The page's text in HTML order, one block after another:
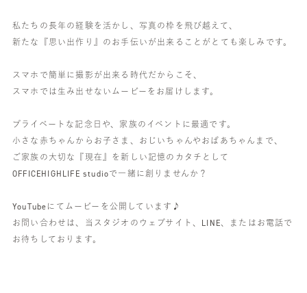
私たちの長年の経験を活かし、写真の枠を飛び越えて、
新たな『思い出作り』のお手伝いが出来ることがとても楽しみです。
スマホで簡単に撮影が出来る時代だからこそ、
スマホでは生み出せないムービーをお届けします。
プライベートな記念日や、家族のイベントに最適です。
小さな赤ちゃんからお子さま、おじいちゃんやおばあちゃんまで、
ご家族の大切な『現在』を新しい記憶のカタチとして
OFFICEHIGHLIFE studioで一緒に創りませんか？
YouTubeにてムービーを公開しています♪
お問い合わせは、当スタジオのウェブサイト、LINE、またはお電話で
お待ちしております。